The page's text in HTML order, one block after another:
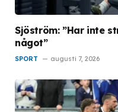
Sjöström: ”Har inte
något”
SPORT augusti 7, 2026